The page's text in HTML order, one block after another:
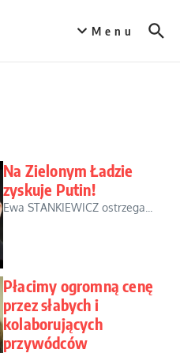
Menu
Na Zielonym Ładzie
zyskuje Putin!
Ewa STANKIEWICZ ostrzega...
Płacimy ogromną cenę
przez słabych i
kolaborujących
przywódców